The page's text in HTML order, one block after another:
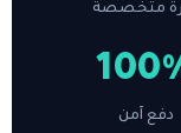
متخصصة
دفع آمن